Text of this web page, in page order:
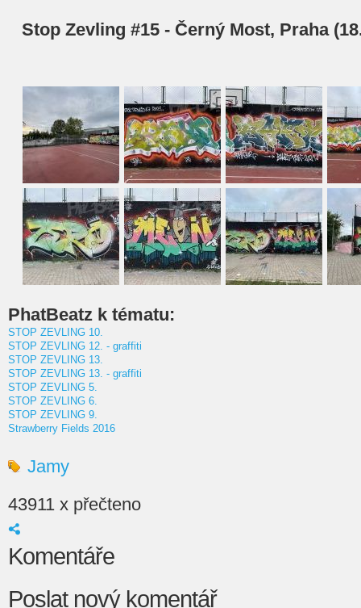
Stop Zevling #15 - Černý Most, Praha
PhatBeatz k tématu:
STOP ZEVLING 10.
STOP ZEVLING 12. - graffiti
STOP ZEVLING 13.
STOP ZEVLING 13. - graffiti
STOP ZEVLING 5.
STOP ZEVLING 6.
STOP ZEVLING 9.
Strawberry Fields 2016
Jamy
43911 x přečteno
Komentáře
Poslat nový komentář